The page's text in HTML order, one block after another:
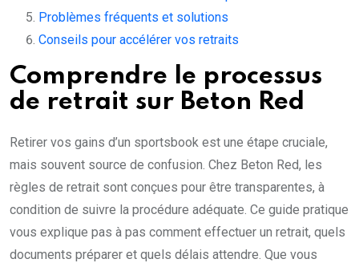
Problèmes fréquents et solutions
Conseils pour accélérer vos retraits
Comprendre le processus
de retrait sur Beton Red
Retirer vos gains d’un sportsbook est une étape cruciale,
mais souvent source de confusion. Chez Beton Red, les
règles de retrait sont conçues pour être transparentes, à
condition de suivre la procédure adéquate. Ce guide pratique
vous explique pas à pas comment effectuer un retrait, quels
documents préparer et quels délais attendre. Que vous